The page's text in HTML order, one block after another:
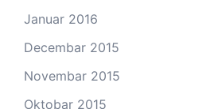
Januar 2016
Decembar 2015
Novembar 2015
Oktobar 2015